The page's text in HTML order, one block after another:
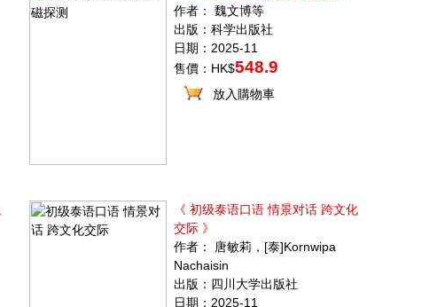
作者： 魏文博等
出版：科学出版社
日期：2025-11
售價：HK$548.9
放入購物車
《 初级泰语口语 情景对话 跨文化
交际 》
作者： 唐敏莉，[泰]Kornwipa
Nachaisin
出版：四川大学出版社
日期：2025-11